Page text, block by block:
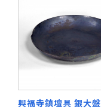
興福寺鎮壇具 銀大盤